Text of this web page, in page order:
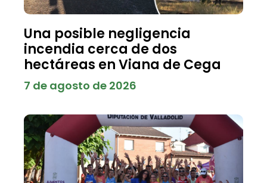
Una posible negligencia
incendia cerca de dos
hectáreas en Viana de Cega
7 de agosto de 2026